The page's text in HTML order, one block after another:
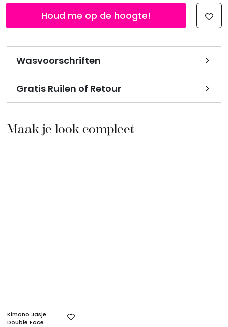
Wasvoorschriften
Gratis Ruilen of Retour
Houd me op de hoogte!
Maak je look compleet
Kimono Jasje
Double Face